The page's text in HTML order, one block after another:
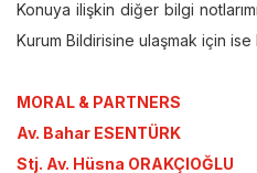
Konuya ilişkin diğer bilgi
Kurum Bildirisine ulaşmak için ise
MORAL & PARTNERS
Av. Bahar ESENTÜRK
Stj. Av. Hüsna ORAKÇIOĞLU